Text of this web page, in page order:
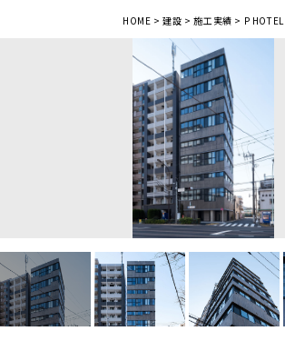
私たちの目指す姿 / CSR
株主総会招集通知など
公告
株式インフォメーション
学生の皆さまへ
HOME >建設 >施工実績 > P HOTEL